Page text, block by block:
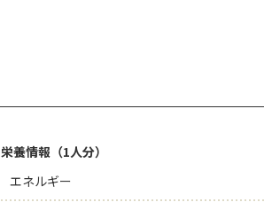
栄養情報（1人分）
エネルギー